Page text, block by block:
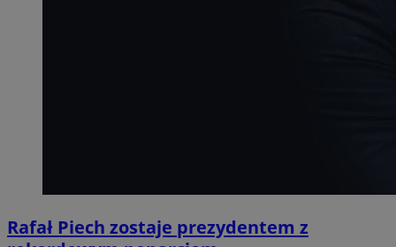
Rafał Piech zostaje prezydentem z